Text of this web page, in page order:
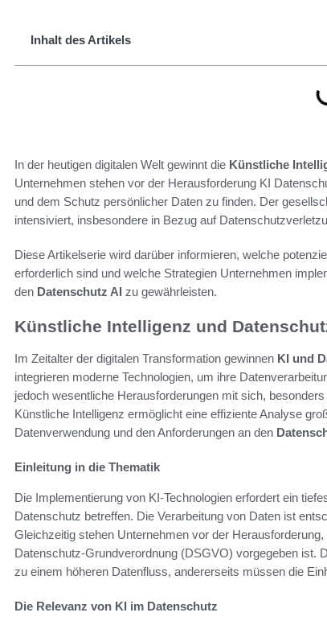
Inhalt des Artikels
In der heutigen digitalen Welt gewinnt die Künstliche
Unternehmen stehen vor der Herausforderung KI
und dem Schutz persönlicher Daten zu finden. Der
intensiviert, insbesondere in Bezug auf
Diese Artikelserie wird darüber informieren, welche
erforderlich sind und welche Strategien Unternehmen
den Datenschutz AI zu gewährleisten.
Künstliche Intelligenz und
Im Zeitalter der digitalen Transformation gewinnen KI und
integrieren moderne Technologien, um ihre
jedoch wesentliche Herausforderungen mit sich,
Künstliche Intelligenz ermöglicht eine effiziente Analyse
Datenverwendung und den Anforderungen an den
Einleitung in die Thematik
Die Implementierung von KI-Technologien erfordert ein
Datenschutz betreffen. Die Verarbeitung von Daten ist
Gleichzeitig stehen Unternehmen vor der
Datenschutz-Grundverordnung (DSGVO) vorgegeben ist.
zu einem höheren Datenfluss, andererseits müssen die
Die Relevanz von KI im Datenschutz